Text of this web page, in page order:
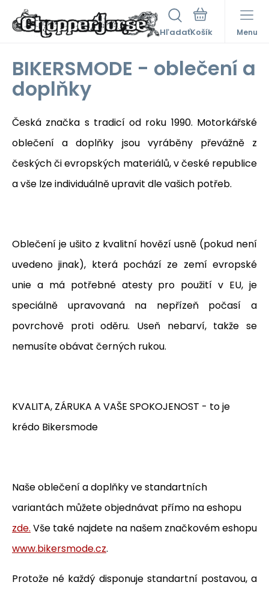
Hľadať Menu
BIKERSMODE - oblečení a
doplňky
Česká značka s tradicí od roku 1990. Motorkářské
oblečení a doplňky jsou vyráběny převážně z
českých či evropských materiálů, v české republice
a vše lze individuálně upravit dle vašich potřeb.
Oblečení je ušito z kvalitní hovězí usně (pokud není
uvedeno jinak), která pochází ze zemí evropské
unie a má potřebné atesty pro použití v EU, je
speciálně upravovaná na nepřízeň počasí a
povrchově proti oděru. Useň nebarví, takže se
nemusíte obávat černých rukou.
KVALITA, ZÁRUKA A VAŠE SPOKOJENOST - to je
krédo Bikersmode
Naše oblečení a doplňky ve standartních
variantách můžete objednávat přímo na eshopu
zde. Vše také najdete na našem značkovém eshopu
www.bikersmode.cz.
Protože né každý disponuje standartní postavou, a